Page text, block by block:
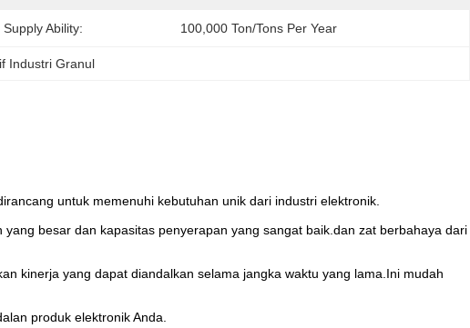
Supply Ability: 100,000 Ton/Tons Per Year
Industri Granul
untuk memenuhi kebutuhan unik dari industri elektronik.
besar dan kapasitas penyerapan yang sangat baik.dan zat berbahaya dari
kinerja yang dapat diandalkan selama jangka waktu yang lama.Ini mudah
produk elektronik Anda.